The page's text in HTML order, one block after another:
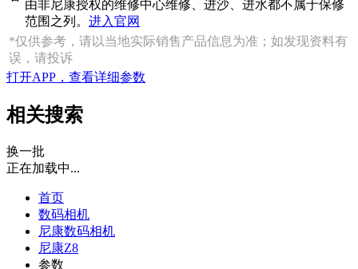
由非尼康授权的维修中心维修、进沙、进水都不属于保修
范围之列。 进入官网
*仅供参考，请以当地实际销售产品信息为准；如发现资料有
误，请投诉
打开APP，查看详细参数
相关搜索
换一批
正在加载中...
首页
数码相机
尼康数码相机
尼康Z8
参数